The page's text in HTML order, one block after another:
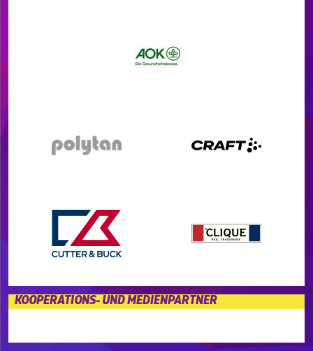
KOOPERATIONS- UND MEDIENPARTNER